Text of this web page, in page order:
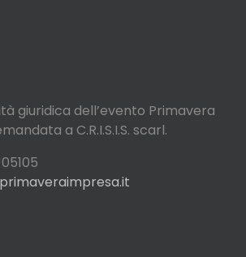
giuridica dell’evento Primavera
a C.R.I.S.I.S. scarl.